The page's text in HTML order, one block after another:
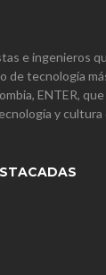
e ingenieros
de tecnología
ENTER,
y cultura